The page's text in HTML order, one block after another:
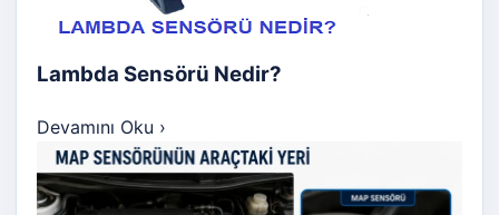
Lambda Sensörü Nedir?
Devamını Oku ›